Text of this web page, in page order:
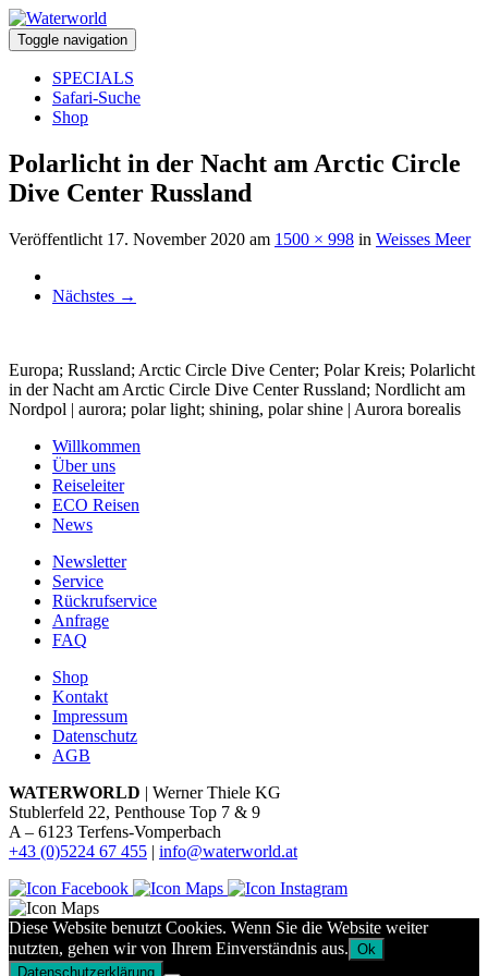
Toggle navigation
SPECIALS
Safari-Suche
Shop
Polarlicht in der Nacht am Arctic Circle
Dive Center Russland
Veröffentlicht 17. November 2020 am 1500 × 998 in Weisses Meer
Nächstes →
Europa; Russland; Arctic Circle Dive Center; Polar Kreis; Polarlicht
in der Nacht am Arctic Circle Dive Center Russland; Nordlicht am
Nordpol | aurora; polar light; shining, polar shine | Aurora borealis
Willkommen
Über uns
Reiseleiter
ECO Reisen
News
Newsletter
Service
Rückrufservice
Anfrage
FAQ
Shop
Kontakt
Impressum
Datenschutz
AGB
WATERWORLD | Werner Thiele KG
Stublerfeld 22, Penthouse Top 7 & 9
A – 6123 Terfens-Vomperbach
+43 (0)5224 67 455 | info@waterworld.at
Diese Website benutzt Cookies. Wenn Sie die Website weiter
nutzten, gehen wir von Ihrem Einverständnis aus. Ok
Datenschutzerklärung